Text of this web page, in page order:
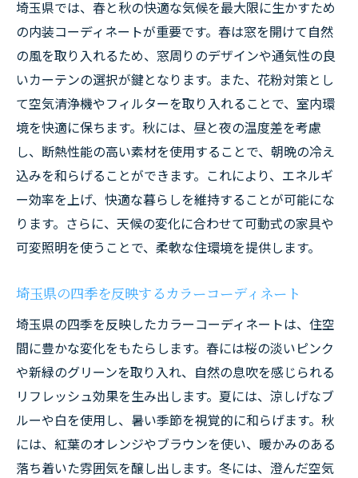
埼玉県では、春と秋の快適な気候を最大限に生かすため
の内装コーディネートが重要です。春は窓を開けて自然
の風を取り入れるため、窓周りのデザインや通気性の良
いカーテンの選択が鍵となります。また、花粉対策とし
て空気清浄機やフィルターを取り入れることで、室内環
境を快適に保ちます。秋には、昼と夜の温度差を考慮
し、断熱性能の高い素材を使用することで、朝晩の冷え
込みを和らげることができます。これにより、エネルギ
ー効率を上げ、快適な暮らしを維持することが可能にな
ります。さらに、天候の変化に合わせて可動式の家具や
可変照明を使うことで、柔軟な住環境を提供します。
埼玉県の四季を反映するカラーコーディネート
埼玉県の四季を反映したカラーコーディネートは、住空
間に豊かな変化をもたらします。春には桜の淡いピンク
や新緑のグリーンを取り入れ、自然の息吹を感じられる
リフレッシュ効果を生み出します。夏には、涼しげなブ
ルーや白を使用し、暑い季節を視覚的に和らげます。秋
には、紅葉のオレンジやブラウンを使い、暖かみのある
落ち着いた雰囲気を醸し出します。冬には、澄んだ空気